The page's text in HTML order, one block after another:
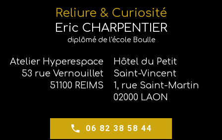
Reliure & Curiosité
Eric CHARPENTIER
diplômé de l'école Boulle
Atelier Hyperespace
53 rue Vernouillet
51100 REIMS
Hôtel du Petit
Saint-Vincent
1, rue Saint-Martin
02000 LAON
06 82 38 58 44